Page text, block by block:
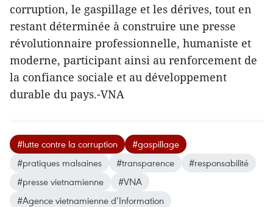
corruption, le gaspillage et les dérives, tout en
restant déterminée à construire une presse
révolutionnaire professionnelle, humaniste et
moderne, participant ainsi au renforcement de
la confiance sociale et au développement
durable du pays.-VNA
#lutte contre la corruption
#gaspillage
#pratiques malsaines
#transparence
#responsabilité
#presse vietnamienne
#VNA
#Agence vietnamienne d’Information